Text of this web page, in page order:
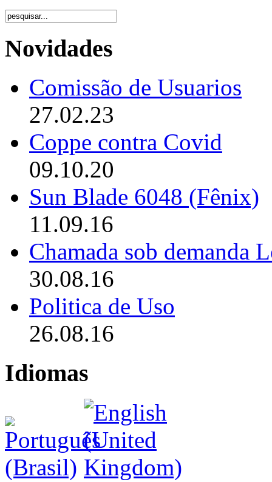
Novidades
Comissão de Usuarios
27.02.23
Coppe contra Covid
09.10.20
Sun Blade 6048 (Fênix)
11.09.16
Chamada sob demanda
30.08.16
Politica de Uso
26.08.16
Idiomas